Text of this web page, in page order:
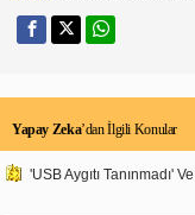
Yapay Zeka’dan İlgili Konular
'USB Aygıtı Tanınmadı'